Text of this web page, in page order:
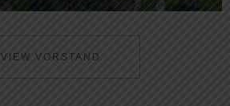
VIEW VORSTAND